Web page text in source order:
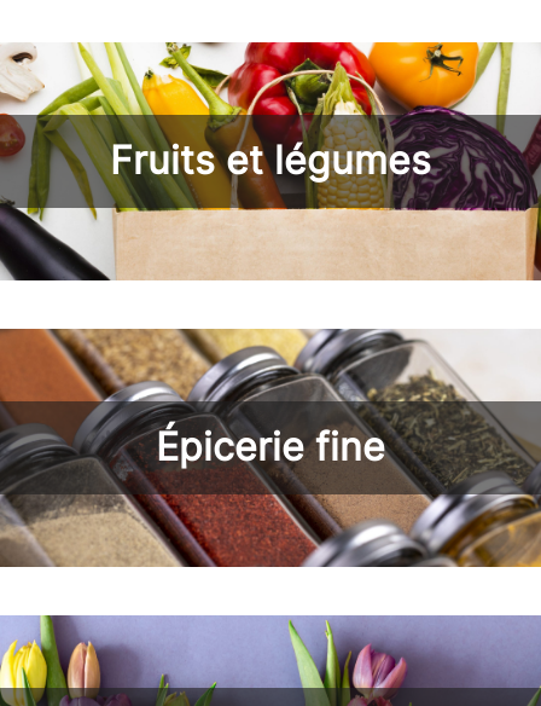
Fruits et légumes
Épicerie fine